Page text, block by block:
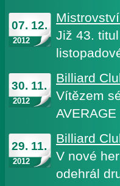
07. 12.
2012
Již 43.
30. 11.
2012
Billiard
Vítězem
29. 11.
2012
Billiard
V nové
odehrál